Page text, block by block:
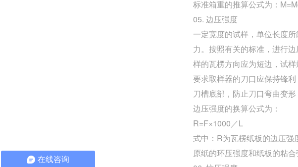
标准箱重的推算公式为：
05. 边压强度
一定宽度的试样，单位长度
力。按照有关的标准，进行
样的瓦楞方向应为短边，试样
要求取样器的刀口应保持锋
刀槽底部，防止刀口弯曲变
边压强度的换算公式为：
R=F×1000／L
式中：R为瓦楞纸板的边压强
原纸的环压强度和纸板的粘
在线咨询